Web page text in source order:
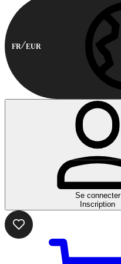
FR EUR
Se connecter
Inscription